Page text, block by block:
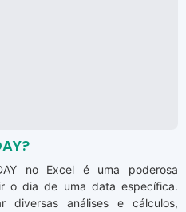
no Excel é uma poderosa
o dia de uma data específica.
diversas análises e cálculos,